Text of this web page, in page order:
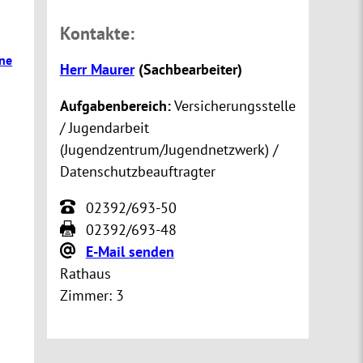
Kontakte:
Herr Maurer (Sachbearbeiter)
Aufgabenbereich:Versicherungsstelle
/ Jugendarbeit
(Jugendzentrum/Jugendnetzwerk) /
Datenschutzbeauftragter
02392/693-50
02392/693-48
E-Mail senden
Rathaus
Zimmer: 3